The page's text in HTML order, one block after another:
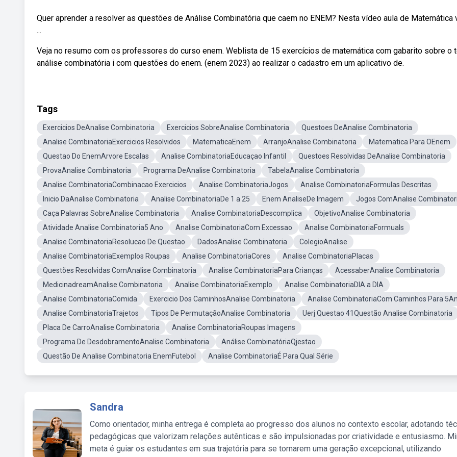
Quer aprender a resolver as questões de Análise Combinatória que caem no ENEM? Nesta vídeo aula de Matemática
...
Veja no resumo com os professores do curso enem. Weblista de 15 exercícios de matemática com gabarito sobre o
análise combinatória i com questões do enem. (enem 2023) ao realizar o cadastro em um aplicativo de.
Tags
Exercicios DeAnalise Combinatoria Exercicios SobreAnalise Combinatoria
Questoes DeAnalise Combinatoria
Analise CombinatoriaExercicios Resolvidos
MatematicaEnem ArranjoAnalise Combinatoria
Matematica Para OEnem
Questao Do EnemArvore Escalas
Analise CombinatoriaEducaçao Infantil
Questoes Resolvidas DeAnalise Combinatoria
ProvaAnalise Combinatoria
Programa DeAnalise Combinatoria
TabelaAnalise Combinatoria
Analise CombinatoriaCombinacao Exercicios
Analise CombinatoriaJogos
Analise CombinatoriaFormulas Descritas
Inicio DaAnalise Combinatoria
Analise CombinatoriaDe 1 a 25 Enem AnaliseDe Imagem
Jogos ComAnalise
Caça Palavras SobreAnalise Combinatoria
Analise CombinatoriaDescomplica
ObjetivoAnalise Combinatoria
Atividade Analise Combinatoria5 Ano
Analise CombinatoriaCom Excessao
Analise CombinatoriaFormuals
Analise CombinatoriaResolucao De Questao
DadosAnalise Combinatoria
ColegioAnalise
Analise CombinatoriaExemplos Roupas
Analise CombinatoriaCores
Analise CombinatoriaPlacas
Questões Resolvidas ComAnalise Combinatoria
Analise CombinatoriaPara Crianças
AcessaberAnalise Combinatoria
MedicinadreamAnalise Combinatoria
Analise CombinatoriaExemplo
Analise CombinatoriaDIA a DIA
Analise CombinatoriaComida
Exercicio Dos CaminhosAnalise Combinatoria
Analise CombinatoriaCom Caminhos Para
Analise CombinatoriaTrajetos
Tipos De PermutaçãoAnalise Combinatoria
Uerj Questao 41Questão Analise Combinatoria
Placa De CarroAnalise Combinatoria
Analise CombinatoriaRoupas Imagens
Programa De DesdobramentoAnalise Combinatoria
Análise CombinatóriaQjestao
Questão De Analise Combinatoria EnemFutebol
Analise CombinatoriaÉ Para Qual Série
Sandra
Como orientador, minha entrega é completa ao progresso dos alunos no contexto escolar, adotando
pedagógicas que valorizam relações autênticas e são impulsionadas por criatividade e entusiasmo.
meta é guiar os estudantes em sua trajetória para se tornarem uma geração excepcional, utilizando